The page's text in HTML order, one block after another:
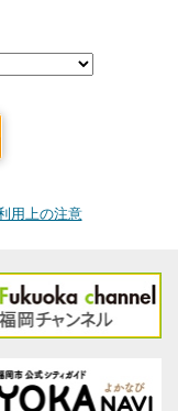
用上の注意